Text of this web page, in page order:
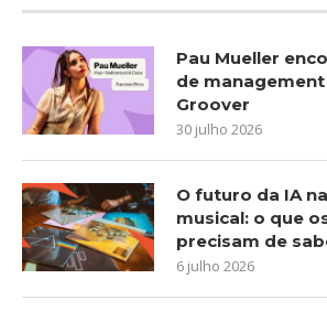
Pau Mueller
de
Groover
30 julho 2026
O futuro da IA
musical: o que
precisam de
6 julho 2026